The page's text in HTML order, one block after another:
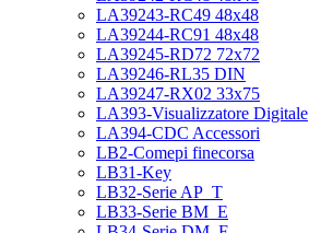
LA39243-RC49 48x48
LA39244-RC91 48x48
LA39245-RD72 72x72
LA39246-RL35 DIN
LA39247-RX02 33x75
LA393-Visualizzatore Digitale
LA394-CDC Accessori
LB2-Comepi finecorsa
LB31-Key
LB32-Serie AP_T
LB33-Serie BM_E